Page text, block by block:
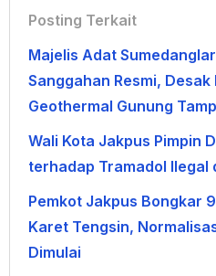
Posting Terkait
Majelis Adat
Sanggahan Resmi,
Geothermal Gunung
Wali Kota Jakpus Pimpin
terhadap Tramadol Ilegal
Pemkot Jakpus Bongkar
Karet Tengsin,
Dimulai